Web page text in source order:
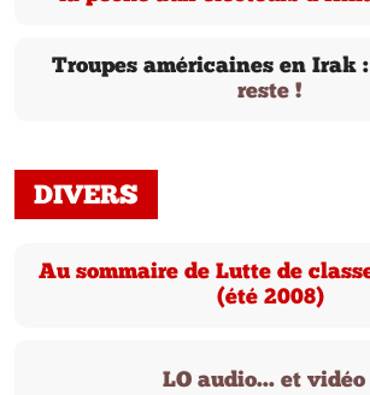
Troupes américaines en Irak :
reste !
DIVERS
Au sommaire de Lutte de
(été 2008)
LO audio... et vidéo